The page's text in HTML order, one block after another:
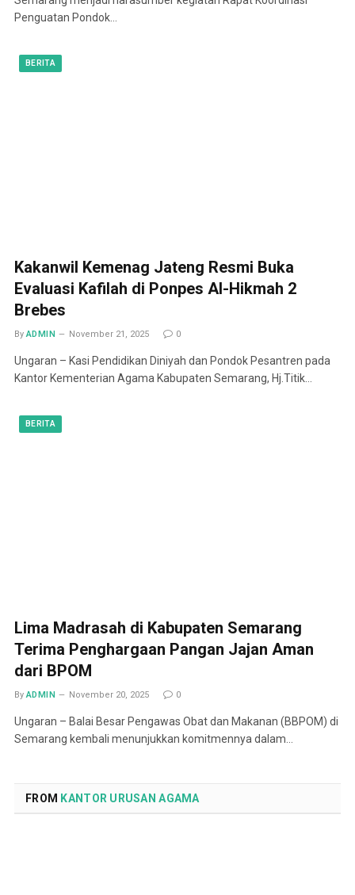
Penguatan Pondok…
BERITA
Kakanwil Kemenag Jateng Resmi Buka
Evaluasi Kafilah di Ponpes Al-Hikmah 2
Brebes
By ADMIN November 21, 2025 0
Ungaran – Kasi Pendidikan Diniyah dan Pondok Pesantren pada
Kantor Kementerian Agama Kabupaten Semarang, Hj.Titik…
BERITA
Lima Madrasah di Kabupaten Semarang
Terima Penghargaan Pangan Jajan Aman
dari BPOM
By ADMIN November 20, 2025 0
Ungaran – Balai Besar Pengawas Obat dan Makanan (BBPOM) di
Semarang kembali menunjukkan komitmennya dalam…
FROM KANTOR URUSAN AGAMA